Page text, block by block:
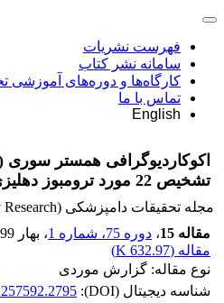
فهرست نشریات
سامانه نشر کتاب
کارگاه‌ها و دوره‌های
تماس با ما
English
تشخیص 22 مورد ترومبوز دهلیزی
مجله تحقیقات دامپزشکی (Journal of Veterinary Research)
مقاله 15
، دوره 75، شماره 1 ، بهار 1399
مقاله (632.97 K
)
نوع مقاله: گزارش موردی
شناسه دیجیتال (DOI):